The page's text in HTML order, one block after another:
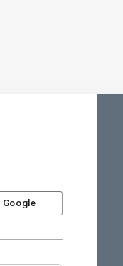
Google